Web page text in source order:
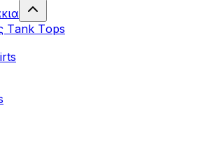
Τank Τops